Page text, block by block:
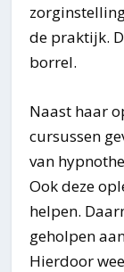
de praktijk.
borrel.
Naast haar
cursussen
van
Ook deze
helpen.
geholpen
Hierdoor